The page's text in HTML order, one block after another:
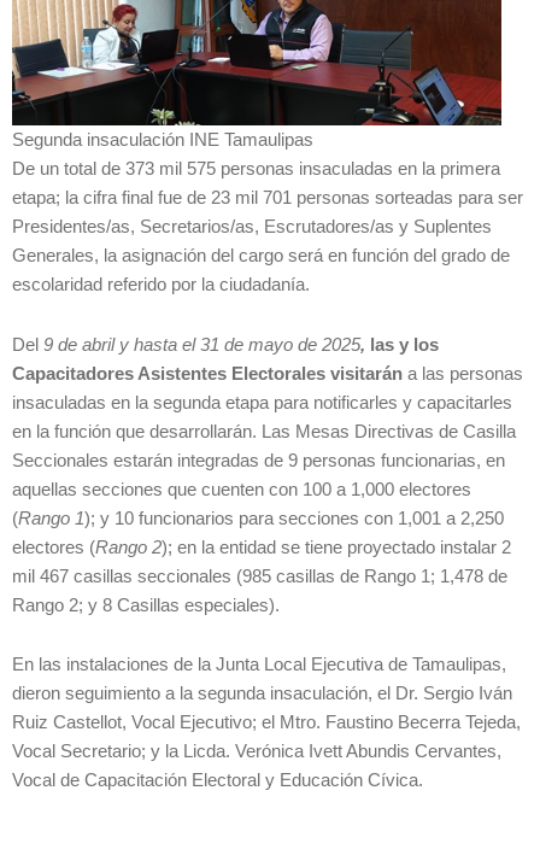
Segunda insaculación INE Tamaulipas
De un total de 373 mil 575 personas insaculadas en la primera
etapa; la cifra final fue de 23 mil 701 personas sorteadas para ser
Presidentes/as, Secretarios/as, Escrutadores/as y Suplentes
Generales, la asignación del cargo será en función del grado de
escolaridad referido por la ciudadanía.
Del 9 de abril y hasta el 31 de mayo de 2025, las y los
Capacitadores Asistentes Electorales visitarán a las personas
insaculadas en la segunda etapa para notificarles y capacitarles
en la función que desarrollarán. Las Mesas Directivas de Casilla
Seccionales estarán integradas de 9 personas funcionarias, en
aquellas secciones que cuenten con 100 a 1,000 electores
(Rango 1); y 10 funcionarios para secciones con 1,001 a 2,250
electores (Rango 2); en la entidad se tiene proyectado instalar 2
mil 467 casillas seccionales (985 casillas de Rango 1; 1,478 de
Rango 2; y 8 Casillas especiales).
En las instalaciones de la Junta Local Ejecutiva de Tamaulipas,
dieron seguimiento a la segunda insaculación, el Dr. Sergio Iván
Ruiz Castellot, Vocal Ejecutivo; el Mtro. Faustino Becerra Tejeda,
Vocal Secretario; y la Licda. Verónica Ivett Abundis Cervantes,
Vocal de Capacitación Electoral y Educación Cívica.